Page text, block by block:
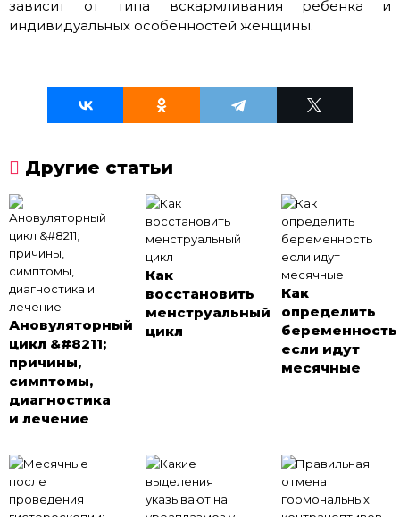
зависит от типа вскармливания ребенка и
индивидуальных особенностей женщины.
Другие статьи
Ановуляторный
цикл &#8211;
причины,
симптомы,
диагностика
и лечение
Как
восстановить
менструальный
цикл
Как
определить
беременность
если идут
месячные